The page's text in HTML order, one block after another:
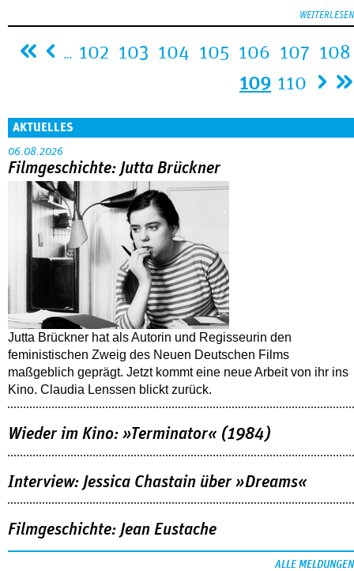
WEITERLESEN
… 102 103 104 105 106 107 108
109 110
AKTUELLES
06.08.2026
Filmgeschichte: Jutta Brückner
Jutta Brückner hat als Autorin und Regisseurin den
feministischen Zweig des Neuen Deutschen Films
maßgeblich geprägt. Jetzt kommt eine neue Arbeit von ihr ins
Kino. Claudia Lenssen blickt zurück.
Wieder im Kino: »Terminator« (1984)
Interview: Jessica Chastain über »Dreams«
Filmgeschichte: Jean Eustache
ALLE MELDUNGEN